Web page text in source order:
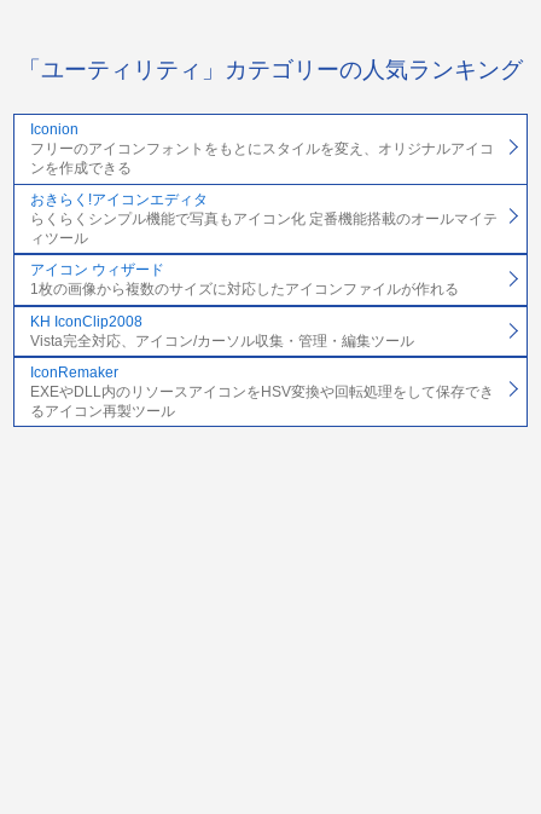
「ユーティリティ」カテゴリーの人気ランキング
Iconion
フリーのアイコンフォントをもとにスタイルを変え、オリジナルアイコ
ンを作成できる
おきらく!アイコンエディタ
らくらくシンプル機能で写真もアイコン化 定番機能搭載のオールマイテ
ィツール
アイコン ウィザード
1枚の画像から複数のサイズに対応したアイコンファイルが作れる
KH IconClip2008
Vista完全対応、アイコン/カーソル収集・管理・編集ツール
IconRemaker
EXEやDLL内のリソースアイコンをHSV変換や回転処理をして保存でき
るアイコン再製ツール